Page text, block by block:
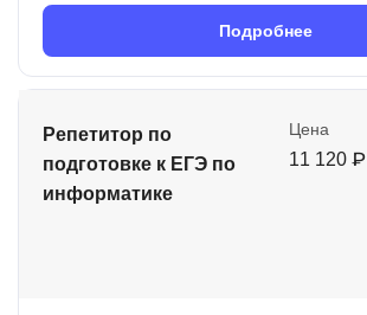
Подробнее
Репетитор по
подготовке к ЕГЭ по
информатике
Цена
11 120 ₽